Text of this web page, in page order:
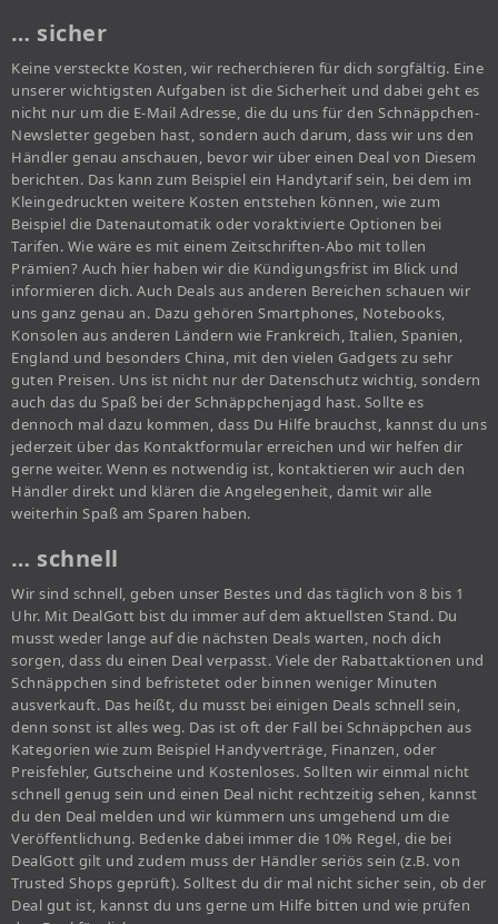
… sicher
Keine versteckte Kosten, wir recherchieren für dich sorgfältig. Eine
unserer wichtigsten Aufgaben ist die Sicherheit und dabei geht es
nicht nur um die E-Mail Adresse, die du uns für den Schnäppchen-
Newsletter gegeben hast, sondern auch darum, dass wir uns den
Händler genau anschauen, bevor wir über einen Deal von Diesem
berichten. Das kann zum Beispiel ein Handytarif sein, bei dem im
Kleingedruckten weitere Kosten entstehen können, wie zum
Beispiel die Datenautomatik oder voraktivierte Optionen bei
Tarifen. Wie wäre es mit einem Zeitschriften-Abo mit tollen
Prämien? Auch hier haben wir die Kündigungsfrist im Blick und
informieren dich. Auch Deals aus anderen Bereichen schauen wir
uns ganz genau an. Dazu gehören Smartphones, Notebooks,
Konsolen aus anderen Ländern wie Frankreich, Italien, Spanien,
England und besonders China, mit den vielen Gadgets zu sehr
guten Preisen. Uns ist nicht nur der Datenschutz wichtig, sondern
auch das du Spaß bei der Schnäppchenjagd hast. Sollte es
dennoch mal dazu kommen, dass Du Hilfe brauchst, kannst du uns
jederzeit über das Kontaktformular erreichen und wir helfen dir
gerne weiter. Wenn es notwendig ist, kontaktieren wir auch den
Händler direkt und klären die Angelegenheit, damit wir alle
weiterhin Spaß am Sparen haben.
… schnell
Wir sind schnell, geben unser Bestes und das täglich von 8 bis 1
Uhr. Mit DealGott bist du immer auf dem aktuellsten Stand. Du
musst weder lange auf die nächsten Deals warten, noch dich
sorgen, dass du einen Deal verpasst. Viele der Rabattaktionen und
Schnäppchen sind befristetet oder binnen weniger Minuten
ausverkauft. Das heißt, du musst bei einigen Deals schnell sein,
denn sonst ist alles weg. Das ist oft der Fall bei Schnäppchen aus
Kategorien wie zum Beispiel Handyverträge, Finanzen, oder
Preisfehler, Gutscheine und Kostenloses. Sollten wir einmal nicht
schnell genug sein und einen Deal nicht rechtzeitig sehen, kannst
du den Deal melden und wir kümmern uns umgehend um die
Veröffentlichung. Bedenke dabei immer die 10% Regel, die bei
DealGott gilt und zudem muss der Händler seriös sein (z.B. von
Trusted Shops geprüft). Solltest du dir mal nicht sicher sein, ob der
Deal gut ist, kannst du uns gerne um Hilfe bitten und wie prüfen